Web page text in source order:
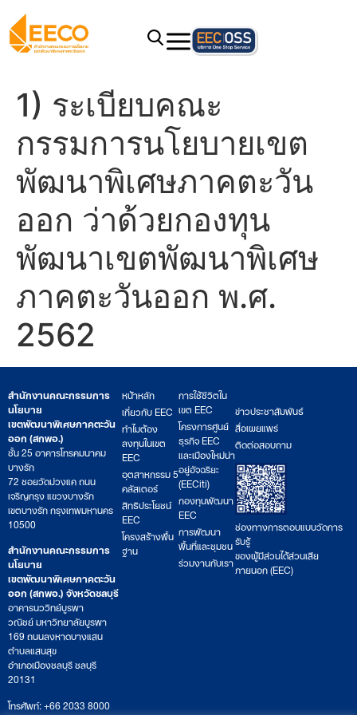
1) ระเบียบคณะ
กรรมการนโยบายเขต
พัฒนาพิเศษภาคตะวัน
ออก ว่าด้วยกองทุน
พัฒนาเขตพัฒนาพิเศษ
ภาคตะวันออก พ.ศ.
2562
สำนักงานคณะกรรมการ
นโยบาย
เขตพัฒนาพิเศษภาคตะวัน
ออก (สกพอ.)
ชั้น 25 อาคารโทรคมนาคม
บางรัก
72 ซอยวัดม่วงแค ถนน
เจริญกรุง แขวงบางรัก
เขตบางรัก กรุงเทพมหานคร
10500
สำนักงานคณะกรรมการ
นโยบาย
เขตพัฒนาพิเศษภาคตะวัน
ออก (สกพอ.) จังหวัดชลบุรี
อาคารนววิทย์บูรพา
วณิชย์ มหาวิทยาลัยบูรพา
169 ถนนลงหาดบางแสน
ตำบลแสนสุข
อำเภอเมืองชลบุรี ชลบุรี
20131
โทรศัพท์: +66 2033 8000
หน้าหลัก
เกี่ยวกับ EEC
ทำไมต้อง
ลงทุนในเขต
EEC
อุตสาหกรรม 5
คลัสเตอร์
สิทธิประโยชน์
EEC
โครงสร้างพื้น
ฐาน
การใช้ชีวิตใน
เขต EEC
โครงการศูนย์
ธุรกิจ EEC
และเมืองใหม่น่า
อยู่อัจฉริยะ
(EECiti)
กองทุนพัฒนา
EEC
การพัฒนา
พื้นที่และชุมชน
ร่วมงานกับเรา
ข่าวประชาสัมพันธ์
สื่อเผยแพร่
ติดต่อสอบถาม
ช่องทางการตอบแบบวัดการ
รับรู้
ของผู้มีส่วนได้ส่วนเสีย
ภายนอก (EEC)